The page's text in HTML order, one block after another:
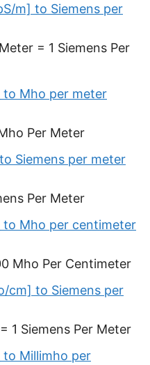
m] to Siemens per
= 1 Siemens Per
to Mho per meter
Per Meter
Siemens per meter
Per Meter
to Mho per centimeter
Mho Per Centimeter
cm] to Siemens per
1 Siemens Per Meter
to Millimho per